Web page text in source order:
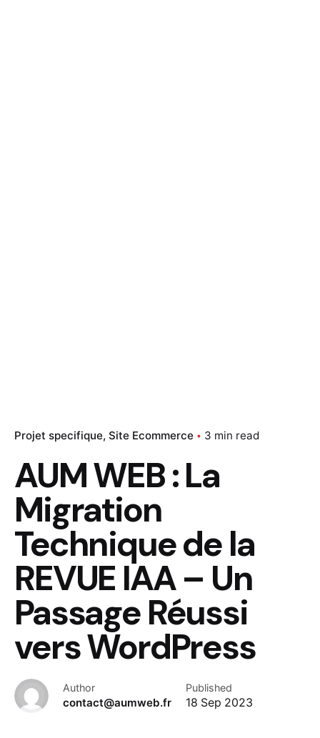
Projet specifique Site Ecommerce 3 min read
AUM WEB : La
Migration
Technique de la
REVUE IAA – Un
Passage Réussi
vers WordPress
Author
contact@aumweb.fr
Published
18 Sep 2023